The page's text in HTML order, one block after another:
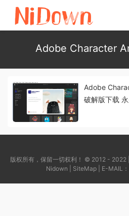
Adobe Character
Adobe
破解版下载
版权所有，保留一切权利！ © 2012 - 2022 |
Nidown
SiteMap | E-MAIL：